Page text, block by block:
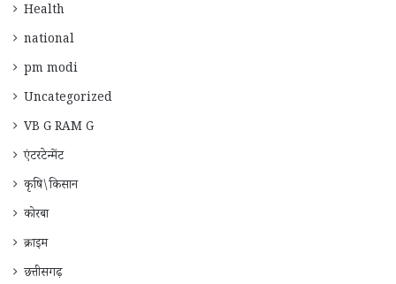
Health
national
pm modi
Uncategorized
VB G RAM G
एंटरटेन्मेंट
कृषि\किसान
कोरबा
क्राइम
छत्तीसगढ़